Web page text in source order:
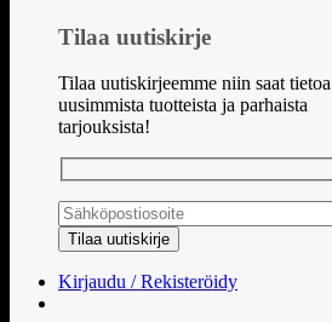
Tilaa uutiskirje
Tilaa uutiskirjeemme niin saat tietoa
uusimmista tuotteista ja parhaista
tarjouksista!
Kirjaudu / Rekisteröidy